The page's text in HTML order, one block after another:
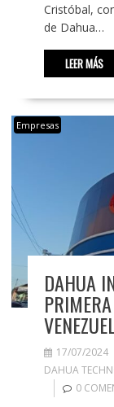
Cristóbal,
de Dahua…
LEER MÁS
Empresas
DAHUA
17/07/2024
DAHUA
0